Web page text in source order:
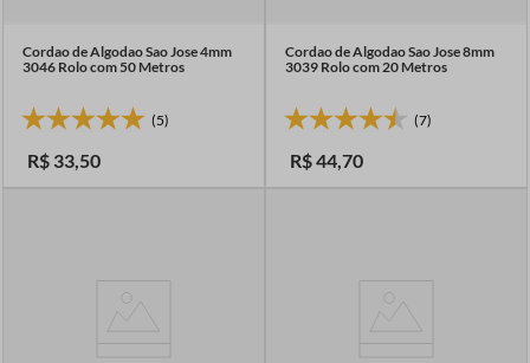
Cordao de Algodao Sao Jose 4mm
3046 Rolo com 50 Metros
(5)
R$ 33,50
Cordao de Algodao Sao Jose 8mm
3039 Rolo com 20 Metros
(7)
R$44,70